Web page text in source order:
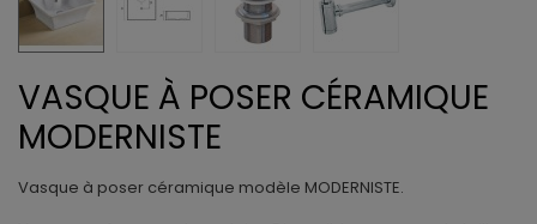
VASQUE À POSER CÉRAMIQUE
MODERNISTE
Vasque à poser céramique modèle MODERNISTE.